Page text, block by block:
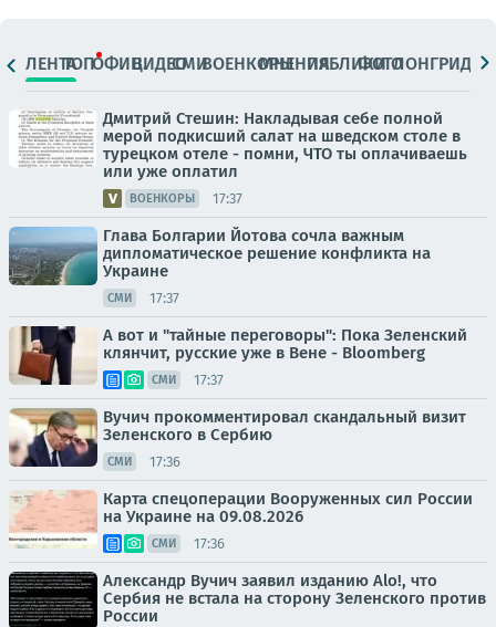
ЛЕНТАТОПОФИЦ.ВИДЕОСМИВОЕНКОРЫМНЕНИЯПАБЛИКИ
ФОТОЛОНГРИДЫ
Дмитрий Стешин: Накладывая себе полной
мерой подкисший салат на шведском столе в
турецком отеле - помни, ЧТО ты оплачиваешь
или уже оплатил
ВОЕНКОРЫ 17:37
Глава Болгарии Йотова сочла важным
дипломатическое решение конфликта на
Украине
СМИ 17:37
А вот и "тайные переговоры": Пока Зеленский
клянчит, русские уже в Вене - Bloomberg
СМИ 17:37
Вучич прокомментировал скандальный визит
Зеленского в Сербию
СМИ 17:36
Карта спецоперации Вооруженных сил России
на Украине на 09.08.2026
СМИ 17:36
Александр Вучич заявил изданию Alo!, что
Сербия не встала на сторону Зеленского против
России